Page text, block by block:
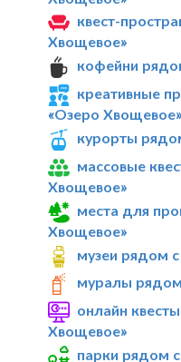
квест-
Хвощевое»
кофейни
креативные
«Озеро Хвощевое»
курорты
массовые
Хвощевое»
места для
Хвощевое»
музеи рядом
муралы
онлайн
Хвощевое»
парки рядом